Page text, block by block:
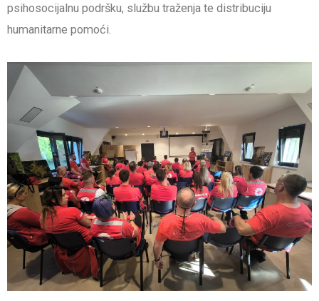
psihosocijalnu podršku, službu traženja te distribuciju
humanitarne pomoći.